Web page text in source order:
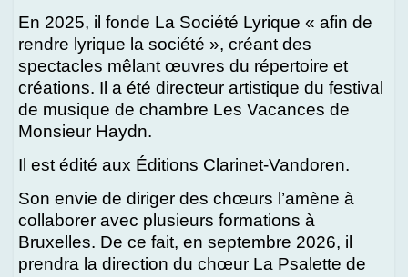
En 2025, il fonde La Société Lyrique « afin de
rendre lyrique la société », créant des
spectacles mêlant œuvres du répertoire et
créations. Il a été directeur artistique du festival
de musique de chambre Les Vacances de
Monsieur Haydn.
Il est édité aux Éditions Clarinet-Vandoren.
Son envie de diriger des chœurs l’amène à
collaborer avec plusieurs formations à
Bruxelles. De ce fait, en septembre 2026, il
prendra la direction du chœur La Psalette de